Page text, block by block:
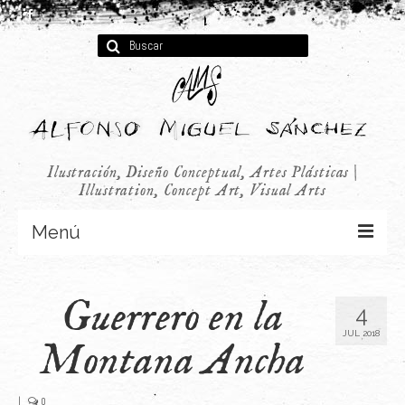
Buscar
por:
Ilustración, Diseño Conceptual, Artes Plásticas |
Illustration, Concept Art, Visual Arts
Menú
Infantil
Audiovisual
4
JUL 2018
Guerrero en la
Montana Ancha
| 0